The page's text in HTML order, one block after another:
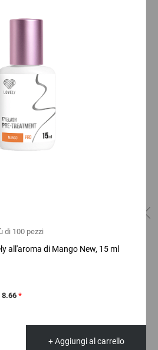
di 100 pezzi
all'aroma di Mango New, 15 ml
8.66 *
+ Aggiungi al carrello